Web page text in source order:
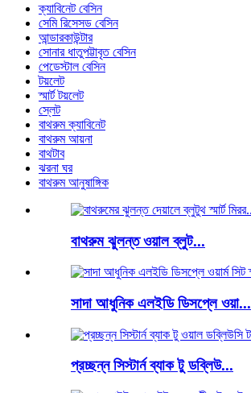
ক্যাবিনেট বেসিন
সেমি রিসেসড বেসিন
আন্ডারকাউন্টার
সোনার ধাতুপট্টাবৃত বেসিন
পেডেস্টাল বেসিন
টয়লেট
স্মার্ট টয়লেট
স্লেট
বাথরুম ক্যাবিনেট
বাথরুম আয়না
বাথটাব
ঝরনা ঘর
বাথরুম আনুষাঙ্গিক
বাথরুম ঝুলন্ত ওয়াল ব্লুট...
সাদা আধুনিক এলইডি ডিসপ্লে ওয়া...
প্রচ্ছন্ন সিস্টার্ন ব্যাক টু ডব্লিউ...